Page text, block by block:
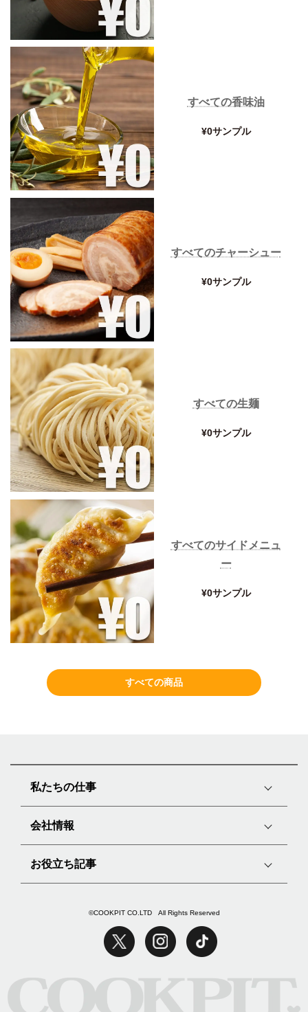
すべての香味油
¥0サンプル
すべてのチャーシュー
¥0サンプル
すべての生麺
¥0サンプル
すべてのサイドメニュ
ー
¥0サンプル
すべての商品
私たちの仕事
会社情報
お役立ち記事
©COOKPIT CO.LTD All Rights Reserved